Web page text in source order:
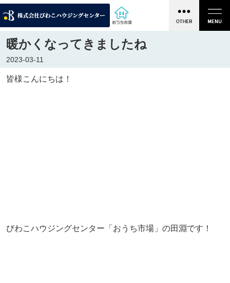
暖かくなってきましたね
2023-03-11
皆様こんにちは！
びわこハウジングセンター「おうち市場」の田淵です！